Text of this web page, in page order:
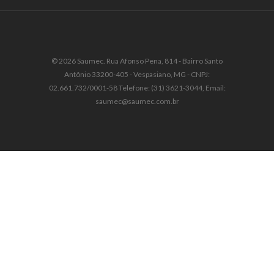
© 2026 Saumec. Rua Afonso Pena, 814 - Bairro Santo
Antônio 33200-405 - Vespasiano, MG - CNPJ:
02.661.732/0001-58 Telefone: (31) 3621-3044, Email:
saumec@saumec.com.br